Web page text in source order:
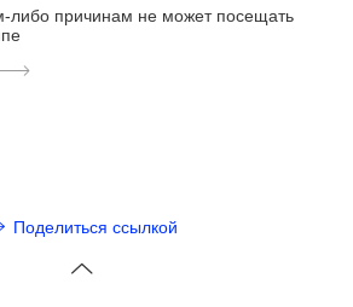
либо причинам не может посещать
Поделиться ссылкой